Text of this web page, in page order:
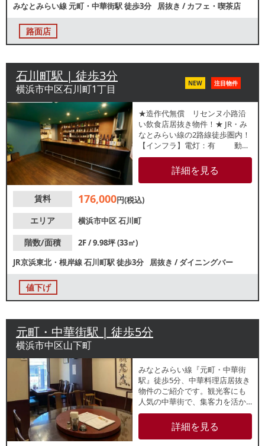
みなとみらい線元町・中華街駅徒歩3分 居抜き /カフェ・喫茶店
路面店
石川町駅 | 徒歩3分
横浜市中区石川町1丁目 NEW 注目物件
★造作代無償 リセンヌ小路沿
い飲食店居抜き物件！★ JR・み
なとみらい線の2路線徒歩圏内！
【インフラ】電灯：有 動
力：有 ガス：4号メーター
水道：13mm 【厨房排気】
有 / 有圧扇 【空調】無 【グリス
約2.3ｍ 【トイレ】有 / 洋式 【閉
限】25時まで 【不可業態】
詳細を見る
賃料 176,000円(税込)
エリア
横浜市中区石川町
階数/面積
2F / 9.98坪 (33㎡)
JR京浜東北・根岸線石川町駅徒歩3分 居抜き /ダイニングバー
値下げ
元町・中華街駅 | 徒歩5分
横浜市中区山下町
みなとみらい線『元町・中華街
駅』徒歩5分、中華料理店居抜き
物件のご紹介です。観光客にも
人気の中華街で、集客力を活か
した飲食ビジネスに最適です。1
～2階一括貸しで、内装も残って
いるため、類似業態ご希望の方
詳細を見る